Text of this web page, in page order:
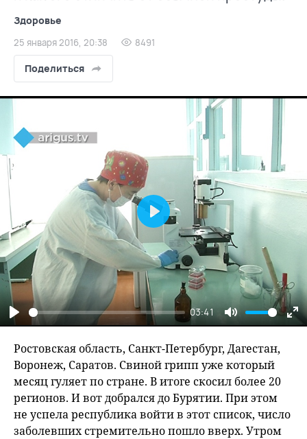
Здоровье
25 января 2016, 20:38 8491
Поделиться
Play
03:41
Mute
Play
Ростовская область, Санкт-Петербург, Дагестан,
Воронеж, Саратов. Свиной грипп уже который
месяц гуляет по стране. В итоге скосил более 20
регионов. И вот добрался до Бурятии. При этом
не успела республика войти в этот список, число
заболевших стремительно пошло вверх. Утром